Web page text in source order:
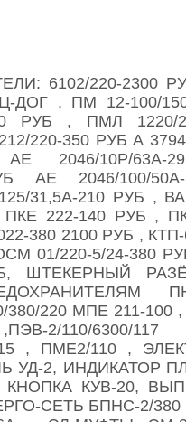
6102/220-2300
ДОГ , ПМ 12-100/
160 РУБ , ПМЛ
220-350 РУБ А
АЕ 2046/10Р/
РУБ АЕ 2046/100/
31,5А-210 РУБ ,
ПКЕ 222-140 РУБ ,
380 2100 РУБ ,
01/220-5/24-380
ШТЕКЕРНЫЙ
380/220 МПЕ 211-
,ПЭВ-2/110/
, ПМЕ2/110 ,
УД-2, ИНДИКАТОР
КНОПКА КУВ-20,
СЕТЬ БПНС-2/380